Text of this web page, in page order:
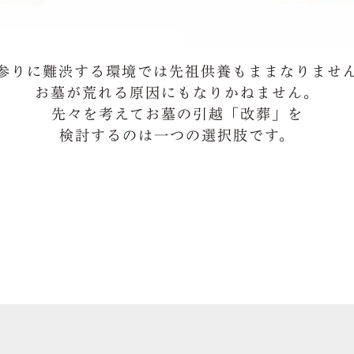
りに難渋する環境では先祖供養もままなりませ
お墓が荒れる原因にもなりかねません。
先々を考えてお墓の引越「改葬」を
検討するのは一つの選択肢です。